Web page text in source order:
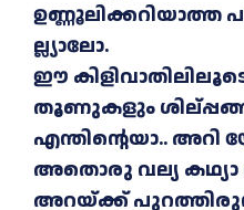
ഉണ്ണൂലിക്കറിയാത്ത
ല്ല്യാലോ.
ഈ
തൂണുകളും
എന്തിന്റെയാ.. അറി
അതൊരു വല്യ
അറയ്ക്ക്